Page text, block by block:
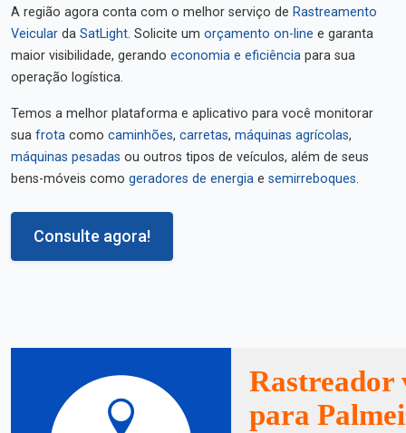
A região agora conta com o melhor serviço de Rastreamento
Veicular da SatLight. Solicite um orçamento on-line e garanta
maior visibilidade, gerando economia e eficiência para sua
operação logística.
Temos a melhor plataforma e aplicativo para você monitorar
sua frota como caminhões, carretas, máquinas agrícolas,
máquinas pesadas ou outros tipos de veículos, além de seus
bens-móveis como geradores de energia e semirreboques.
Consulte agora!
Rastreador
para